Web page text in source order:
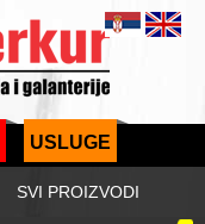
USLUGE
SVI PROIZVODI